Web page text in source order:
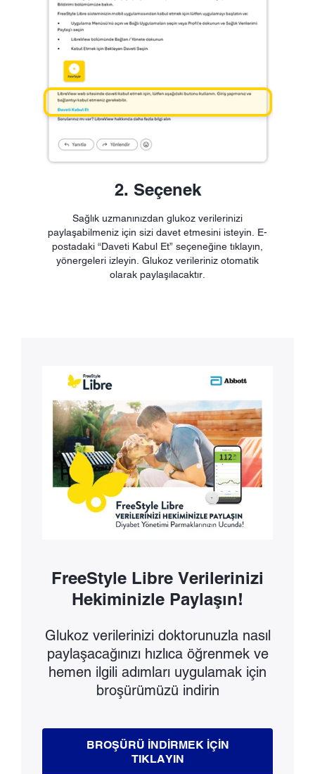
2. Seçenek
Sağlık uzmanınızdan glukoz verilerinizi
paylaşabilmeniz için sizi davet etmesini isteyin. E-
postadaki “Daveti Kabul Et” seçeneğine tıklayın,
yönergeleri izleyin. Glukoz verileriniz otomatik
olarak paylaşılacaktır.
FreeStyle Libre Verilerinizi
Hekiminizle Paylaşın!
Glukoz verilerinizi doktorunuzla nasıl
paylaşacağınızı hızlıca öğrenmek ve
hemen ilgili adımları uygulamak için
broşürümüzü indirin
BROŞÜRÜ İNDIRMEK IÇIN
TIKLAYIN